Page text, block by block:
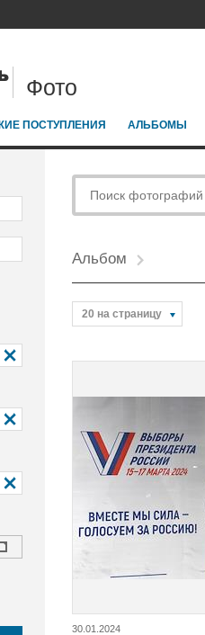
Фото
ПОСТУПЛЕНИЯ АЛЬБОМЫ
Альбом
20 на страницу
30.01.2024